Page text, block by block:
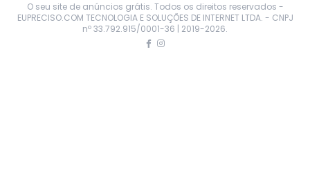
O seu site de anúncios grátis. Todos os direitos reservados -
EUPRECISO.COM TECNOLOGIA E SOLUÇÕES DE INTERNET LTDA. - CNPJ
nº 33.792.915/0001-36 | 2019-2026.